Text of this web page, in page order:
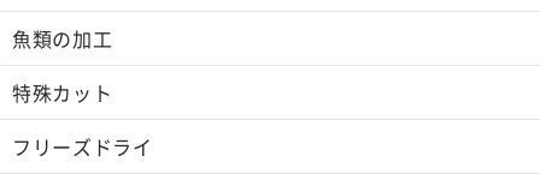
魚類の加工
特殊カット
フリーズドライ